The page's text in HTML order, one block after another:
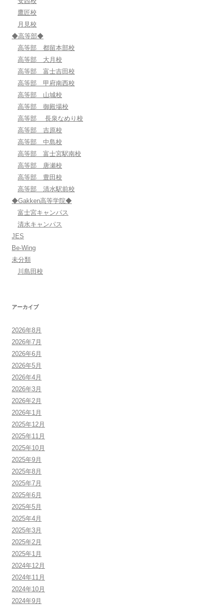
鷹匠校
月見校
◆高等部◆
高等部 都留本部校
高等部 大月校
高等部 富士吉田校
高等部 甲府南西校
高等部 山城校
高等部 御殿場校
高等部 長泉なめり校
高等部 吉原校
高等部 中島校
高等部 富士宮駅南校
高等部 唐瀬校
高等部 豊田校
高等部 清水駅前校
◆Gakken高等学院◆
富士宮キャンパス
清水キャンパス
JES
Be-Wing
未分類
川島田校
アーカイブ
2026年8月
2026年7月
2026年6月
2026年5月
2026年4月
2026年3月
2026年2月
2026年1月
2025年12月
2025年11月
2025年10月
2025年9月
2025年8月
2025年7月
2025年6月
2025年5月
2025年4月
2025年3月
2025年2月
2025年1月
2024年12月
2024年11月
2024年10月
2024年9月